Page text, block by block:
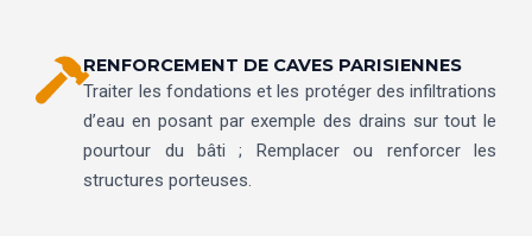
RENFORCEMENT DE CAVES PARISIENNES
Traiter les fondations et les protéger des infiltrations
d’eau en posant par exemple des drains sur tout le
pourtour du bâti ; Remplacer ou renforcer les
structures porteuses.